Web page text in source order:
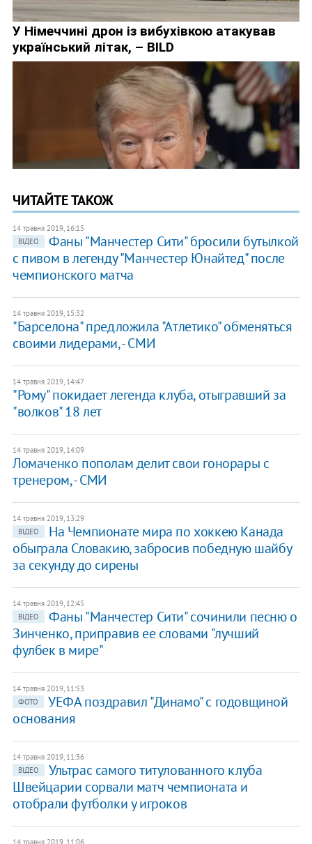
ЧИТАЙТЕ ТАКОЖ
14 травня 2019, 16:15
ВІДЕО
Фаны "Манчестер Сити" бросили бутылкой
с пивом в легенду "Манчестер Юнайтед" после
чемпионского матча
14 травня 2019, 15:32
"Барселона" предложила "Атлетико" обменяться
своими лидерами, - СМИ
14 травня 2019, 14:47
"Рому" покидает легенда клуба, отыгравший за
"волков" 18 лет
14 травня 2019, 14:09
Ломаченко пополам делит свои гонорары с
тренером, - СМИ
14 травня 2019, 13:29
ВІДЕО
На Чемпионате мира по хоккею Канада
обыграла Словакию, забросив победную шайбу
за секунду до сирены
14 травня 2019, 12:45
ВІДЕО
Фаны "Манчестер Сити" сочинили песню о
Зинченко, приправив ее словами "лучший
фулбек в мире"
14 травня 2019, 11:53
ФОТО
УЕФА поздравил "Динамо" с годовщиной
основания
14 травня 2019, 11:36
ВІДЕО
Ультрас самого титулованного клуба
Швейцарии сорвали матч чемпионата и
отобрали футболки у игроков